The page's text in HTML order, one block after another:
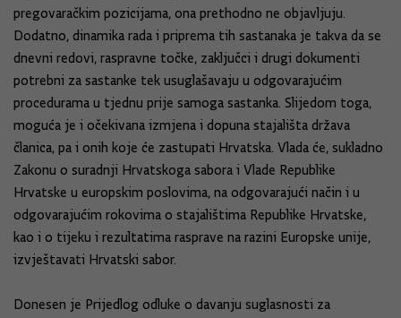
pregovaračkim pozicijama, ona prethodno ne objavljuju.
Dodatno, dinamika rada i priprema tih sastanaka je takva da se
dnevni redovi, raspravne točke, zaključci i drugi dokumenti
potrebni za sastanke tek usuglašavaju u odgovarajućim
procedurama u tjednu prije samoga sastanka. Slijedom toga,
moguća je i očekivana izmjena i dopuna stajališta država
članica, pa i onih koje će zastupati Hrvatska. Vlada će, sukladno
Zakonu o suradnji Hrvatskoga sabora i Vlade Republike
Hrvatske u europskim poslovima, na odgovarajući način i u
odgovarajućim rokovima o stajalištima Republike Hrvatske,
kao i o tijeku i rezultatima rasprave na razini Europske unije,
izvještavati Hrvatski sabor.
Donesen je Prijedlog odluke o davanju suglasnosti za